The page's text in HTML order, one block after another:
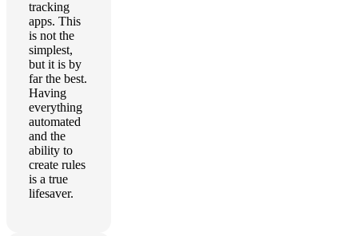
tracking
apps. This
is not the
simplest,
but it is by
far the best.
Having
everything
automated
and the
ability to
create rules
is a true
lifesaver.